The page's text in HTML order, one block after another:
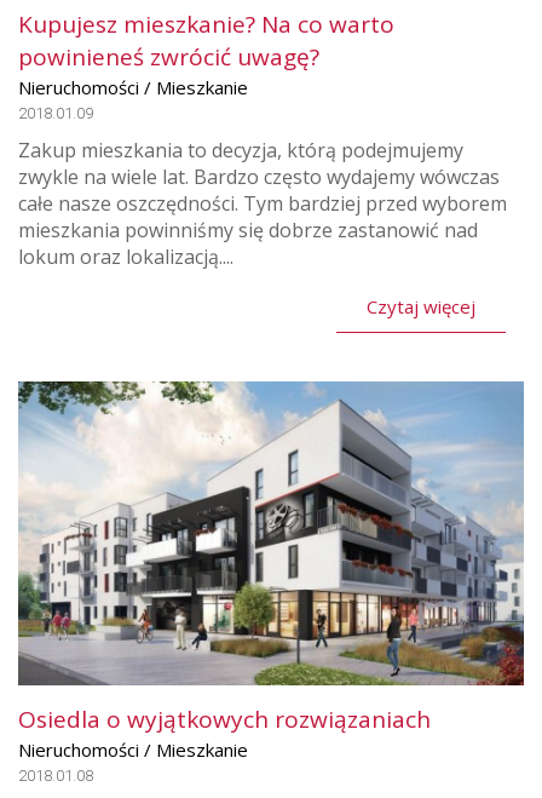
Kupujesz mieszkanie? Na co warto
powinieneś zwrócić uwagę?
Nieruchomości / Mieszkanie
2018.01.09
Zakup mieszkania to decyzja, którą podejmujemy
zwykle na wiele lat. Bardzo często wydajemy wówczas
całe nasze oszczędności. Tym bardziej przed wyborem
mieszkania powinniśmy się dobrze zastanowić nad
lokum oraz lokalizacją....
Czytaj więcej
Osiedla o wyjątkowych rozwiązaniach
Nieruchomości / Mieszkanie
2018.01.08